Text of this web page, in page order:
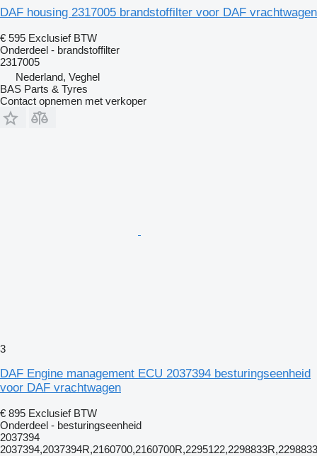
DAF housing 2317005 brandstoffilter voor DAF vrachtwagen
€ 595 Exclusief BTW
Onderdeel - brandstoffilter
2317005
Nederland, Veghel
BAS Parts & Tyres
Contact opnemen met verkoper
3
DAF Engine management ECU 2037394 besturingseenheid
voor DAF vrachtwagen
€ 895 Exclusief BTW
Onderdeel - besturingseenheid
2037394